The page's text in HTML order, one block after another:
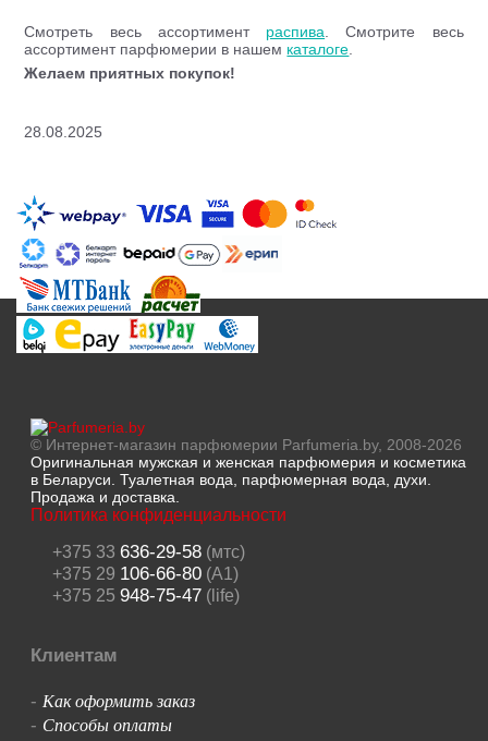
Смотреть весь ассортимент распива . Смотрите весь
ассортимент парфюмерии в нашем каталоге
Желаем приятных покупок!
28.08.2025
© Интернет-магазин парфюмерии Parfumeria.by, 2008-2026
Оригинальная мужская и женская парфюмерия и косметика
в Беларуси. Туалетная вода, парфюмерная вода, духи.
Продажа и доставка.
Политика конфиденциальности
+375 33 636-29-58(мтс)
+375 29 106-66-80(A1)
+375 25 948-75-47(life)
Клиентам
- Как оформить заказ
- Способы оплаты